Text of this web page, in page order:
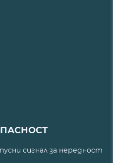
сигнал за нередност